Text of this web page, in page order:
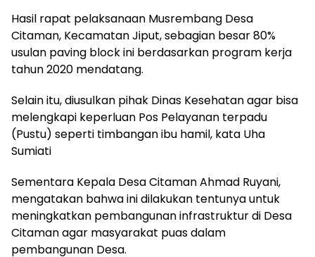
Hasil rapat pelaksanaan Musrembang Desa
Citaman, Kecamatan Jiput, sebagian besar 80%
usulan paving block ini berdasarkan program kerja
tahun 2020 mendatang.
Selain itu, diusulkan pihak Dinas Kesehatan agar bisa
melengkapi keperluan Pos Pelayanan terpadu
(Pustu) seperti timbangan ibu hamil, kata Uha
Sumiati
Sementara Kepala Desa Citaman Ahmad Ruyani,
mengatakan bahwa ini dilakukan tentunya untuk
meningkatkan pembangunan infrastruktur di Desa
Citaman agar masyarakat puas dalam
pembangunan Desa.